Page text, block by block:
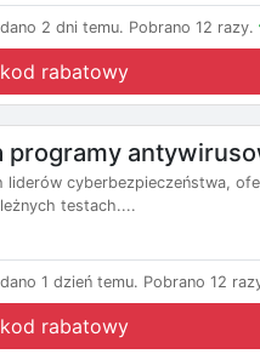
2 dni temu. Pobrano 12 razy.
rabatowy
programy
liderów cyberbezpieczeństwa,
testach....
1 dzień temu. Pobrano 12
rabatowy